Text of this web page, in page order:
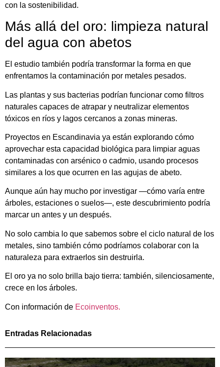
con la sostenibilidad.
Más allá del oro: limpieza natural
del agua con abetos
El estudio también podría transformar la forma en que
enfrentamos la contaminación por metales pesados.
Las plantas y sus bacterias podrían funcionar como filtros
naturales capaces de atrapar y neutralizar elementos
tóxicos en ríos y lagos cercanos a zonas mineras.
Proyectos en Escandinavia ya están explorando cómo
aprovechar esta capacidad biológica para limpiar aguas
contaminadas con arsénico o cadmio, usando procesos
similares a los que ocurren en las agujas de abeto.
Aunque aún hay mucho por investigar —cómo varía entre
árboles, estaciones o suelos—, este descubrimiento podría
marcar un antes y un después.
No solo cambia lo que sabemos sobre el ciclo natural de los
metales, sino también cómo podríamos colaborar con la
naturaleza para extraerlos sin destruirla.
El oro ya no solo brilla bajo tierra: también, silenciosamente,
crece en los árboles.
Con información de Ecoinventos.
Entradas Relacionadas